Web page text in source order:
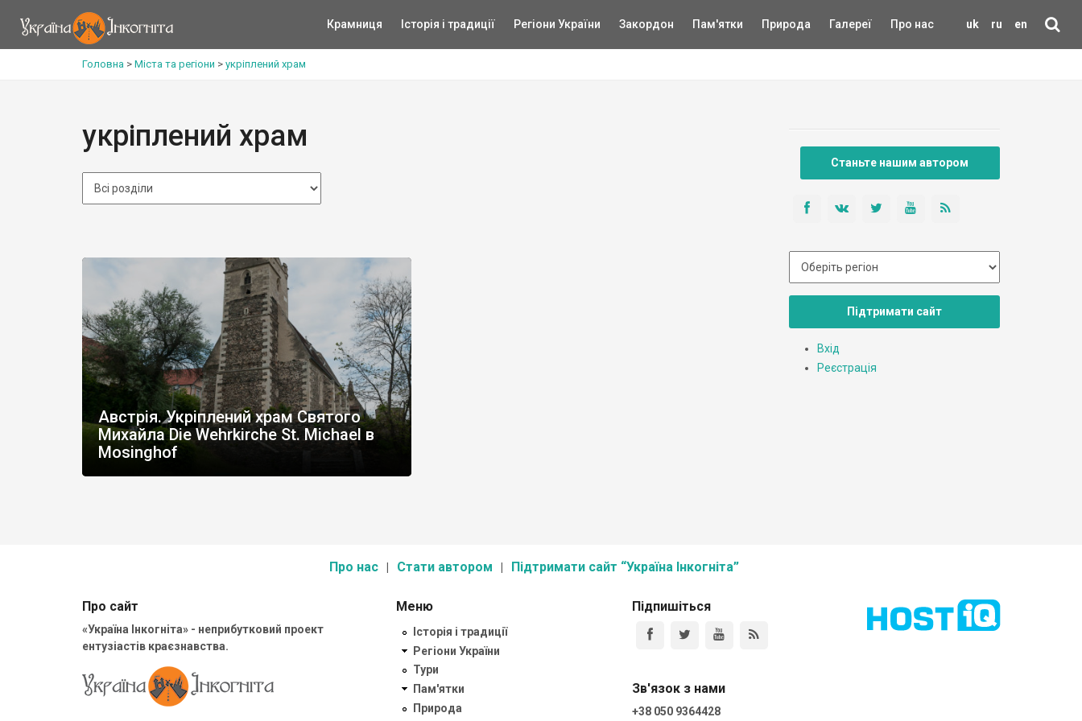
uk ru en
Крамниця Історія і традиції Регіони України Закордон Пам'ятки Природа Галереї Про нас
Головна > Міста та регіони > укріплений храм
укріплений храм
Австрія. Укріплений храм Святого
Михайла Die Wehrkirche St. Michael в
Mosinghof
Станьте нашим автором
Підтримати сайт
Вхід
Реєстрація
Про нас Стати автором Підтримати сайт “Україна Інкогніта”
Про сайт
«Україна Інкогніта» - неприбутковий проект
ентузіастів краєзнавства.
Меню
Історія і традиції
Регіони України
Тури
Пам'ятки
Природа
Підпишіться
Зв'язок з нами
+38 050 9364428